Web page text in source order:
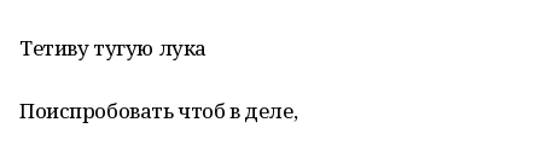
Тетиву тугую лука
Поиспробовать чтоб в деле,